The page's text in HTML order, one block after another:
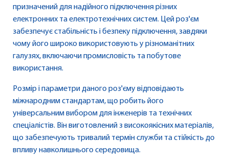
призначений для надійного підключення різних
електронних та електротехнічних систем. Цей роз'єм
забезпечує стабільність і безпеку підключення, завдяки
чому його широко використовують у різноманітних
галузях, включаючи промисловість та побутове
використання.
Розмір і параметри даного роз'єму відповідають
міжнародним стандартам, що робить його
універсальним вибором для інженерів та технічних
спеціалістів. Він виготовлений з високоякісних матеріалів,
що забезпечують тривалий термін служби та стійкість до
впливу навколишнього середовища.